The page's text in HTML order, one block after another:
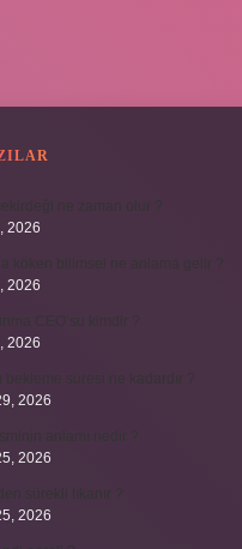
2026
2026
2026
2026
2026
2026